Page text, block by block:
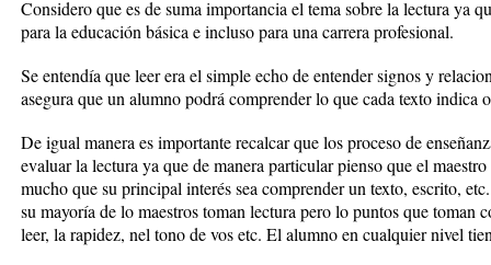
Considero que es de suma importancia el tema sobre la lectura ya
para la educación básica e incluso para una carrera profesional.
Se entendía que leer era el simple echo de entender signos y
asegura que un alumno podrá comprender lo que cada texto indica
De igual manera es importante recalcar que los proceso de
evaluar la lectura ya que de manera particular pienso que el
mucho que su principal interés sea comprender un texto, escrito,
su mayoría de lo maestros toman lectura pero lo puntos que toman
leer, la rapidez, nel tono de vos etc. El alumno en cualquier nivel